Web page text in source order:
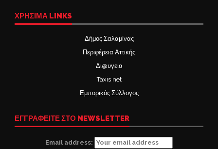
ΧΡΉΣΙΜΑ LINKS
Δήμος Σαλαμίνας
Περιφέρεια Αττικής
Δι@υγεια
Taxis net
Εμπορικός Σύλλογος
ΕΓΓΡΑΦΕΙΤΕ ΣΤΟ NEWSLETTER
Email address: